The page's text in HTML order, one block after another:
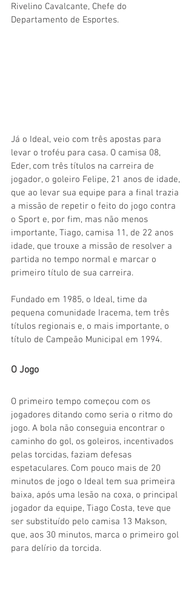
Rivelino Cavalcante, Chefe do
Departamento de Esportes.
Já o Ideal, veio com três apostas para
levar o troféu para casa. O camisa 08,
Eder, com três títulos na carreira de
jogador, o goleiro Felipe, 21 anos de idade,
que ao levar sua equipe para a final trazia
a missão de repetir o feito do jogo contra
o Sport e, por fim, mas não menos
importante, Tiago, camisa 11, de 22 anos
idade, que trouxe a missão de resolver a
partida no tempo normal e marcar o
primeiro título de sua carreira.
Fundado em 1985, o Ideal, time da
pequena comunidade Iracema, tem três
títulos regionais e, o mais importante, o
título de Campeão Municipal em 1994.
O Jogo
O primeiro tempo começou com os
jogadores ditando como seria o ritmo do
jogo. A bola não conseguia encontrar o
caminho do gol, os goleiros, incentivados
pelas torcidas, faziam defesas
espetaculares. Com pouco mais de 20
minutos de jogo o Ideal tem sua primeira
baixa, após uma lesão na coxa, o principal
jogador da equipe, Tiago Costa, teve que
ser substituído pelo camisa 13 Makson,
que, aos 30 minutos, marca o primeiro gol
para delírio da torcida.